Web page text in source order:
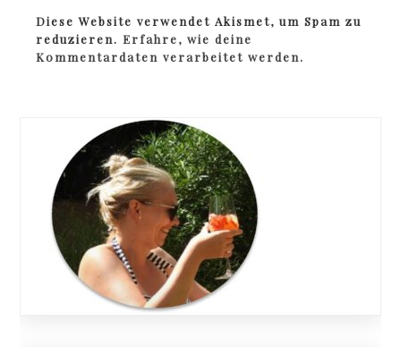
Diese Website verwendet Akismet, um Spam zu
reduzieren.Erfahre, wie deine
Kommentardaten verarbeitet werden.